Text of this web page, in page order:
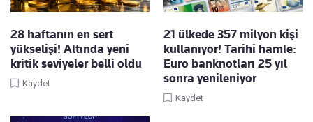
28 haftanın en sert
yükselişi! Altında yeni
kritik seviyeler belli oldu
Kaydet
21 ülkede 357 milyon kişi
kullanıyor! Tarihi hamle:
Euro banknotları 25 yıl
sonra yenileniyor
Kaydet